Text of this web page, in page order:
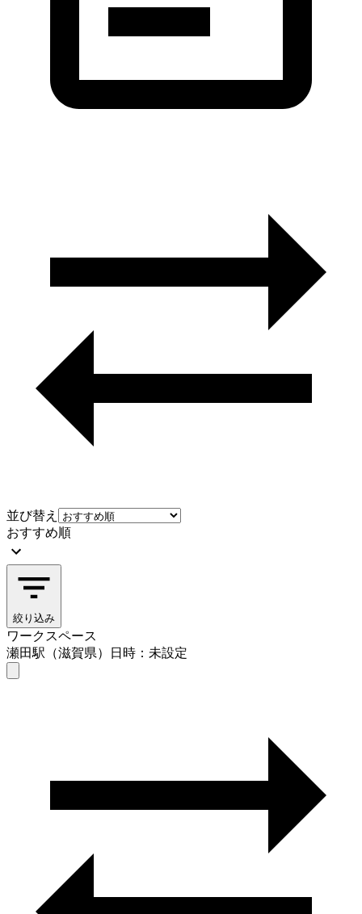
並び替え
おすすめ順
絞り込み
ワークスペース
瀬田駅（滋賀県）
日時：未設定